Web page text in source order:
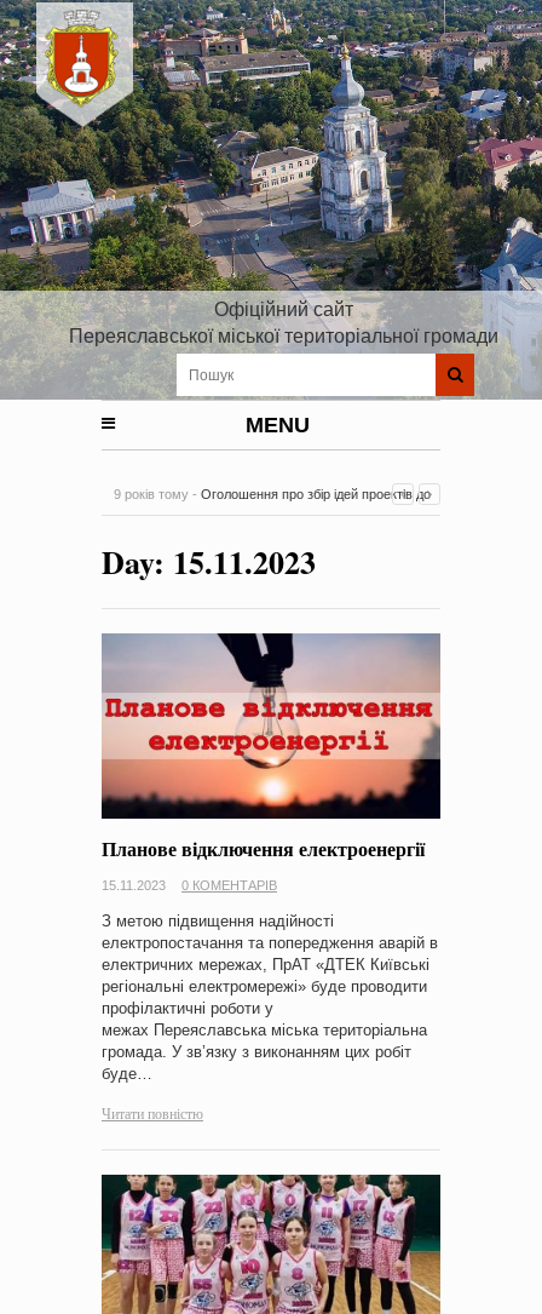
Офіційний сайт
Переяславської міської територіальної громади
MENU
9 років тому - Оголошення про збір ідей проектів до
на період 2018 – 2020 роки Оголошення про збір ідей
проектів
-0 Коментарів
Day: 15.11.2023
Планове відключення електроенергії
15.11.2023 0 КОМЕНТАРІВ
З метою підвищення надійності
електропостачання та попередження аварій в
електричних мережах, ПрАТ «ДТЕК Київські
регіональні електромережі» буде проводити
профілактичні роботи у
межах Пepeяслaвськa міська територіальна
громада. У зв’язку з виконанням цих робіт
буде…
Читати повністю